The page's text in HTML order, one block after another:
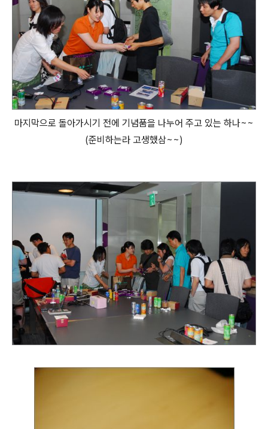
마지막으로 돌아가시기 전에 기념품을 나누어 주고 있는 하나~~
(준비하는라 고생했삼~~)